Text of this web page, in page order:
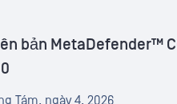
bản MetaDefender™